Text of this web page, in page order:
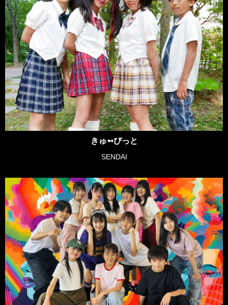
きゅ➻ぴっと
SENDAI